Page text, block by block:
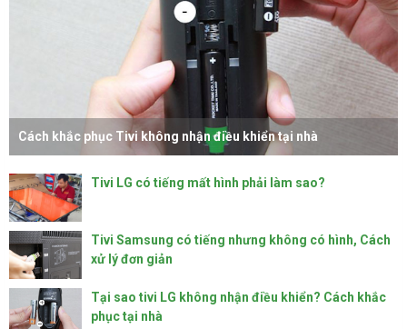
Cách khắc phục Tivi không nhận điều khiển tại nhà
Tivi LG có tiếng mất hình phải làm sao?
Tivi Samsung có tiếng nhưng không có hình, Cách
xử lý đơn giản
Tại sao tivi LG không nhận điều khiển? Cách khắc
phục tại nhà